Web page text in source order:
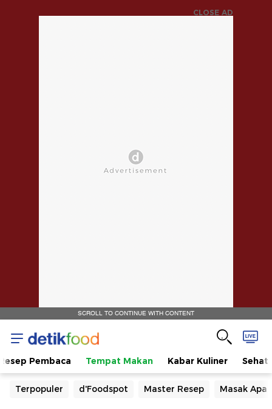
CLOSE AD
SCROLL TO CONTINUE WITH CONTENT
Pembaca Tempat Makan Kabar Kuliner Sehat
Terpopuler d'Foodspot Master Resep Masak Apa